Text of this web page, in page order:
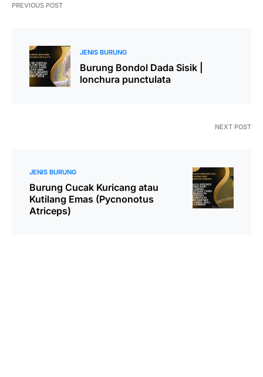
PREVIOUS POST
JENIS BURUNG
Burung Bondol Dada Sisik |
lonchura punctulata
NEXT POST
JENIS BURUNG
Burung Cucak Kuricang atau
Kutilang Emas (Pycnonotus
Atriceps)